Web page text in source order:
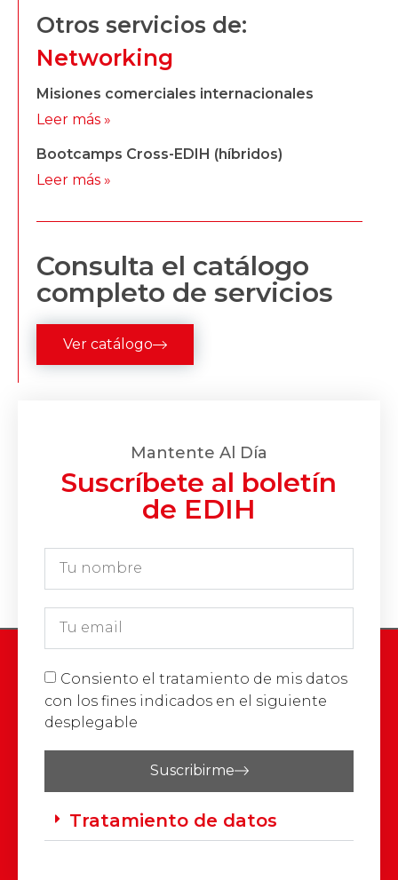
Otros servicios de:
Networking
Misiones comerciales internacionales
Leer más »
Bootcamps Cross-EDIH (híbridos)
Leer más »
Consulta el catálogo
completo de servicios
Ver catálogo
Mantente Al Día
Suscríbete al boletín
de EDIH
Consiento el tratamiento de mis datos
con los fines indicados en el siguiente
desplegable
Suscribirme
Tratamiento de datos